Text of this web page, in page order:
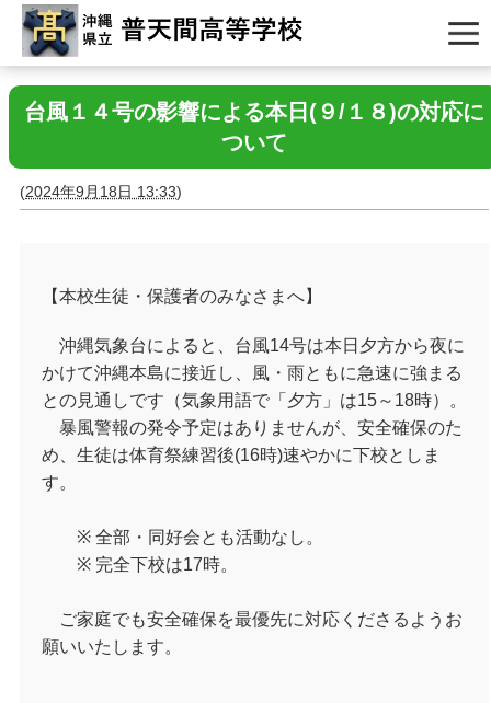
台風１４号の影響による本日(９/１８)の対応に
ついて
(2024年9月18日 13:33)
【本校生徒・保護者のみなさまへ】
沖縄気象台によると、台風14号は本日夕方から夜に
かけて沖縄本島に接近し、風・雨ともに急速に強まる
との見通しです（気象用語で「夕方」は15～ 18時）。
暴風警報の発令予定はありませんが、安全確保のた
め、生徒は体育祭練習後(16時)速やかに下校としま
す。
※ 全部・同好会とも活動なし。
※ 完全下校は17時。
ご家庭でも安全確保を最優先に対応くださるようお
願いいたします。